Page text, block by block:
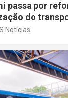
passa por
do
Notícias